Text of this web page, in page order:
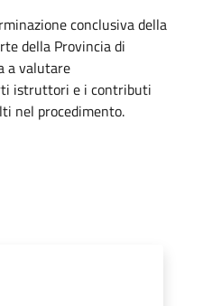
conclusiva della
della Provincia di
a valutare
istruttori e i contributi
nel procedimento.